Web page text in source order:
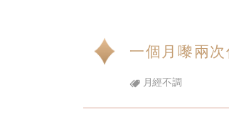
一個月嚟兩
月經不調